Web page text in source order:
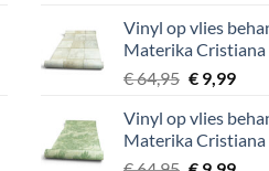
was:
€ 64,95.
is:
€
Vinyl op vlies
Materika Cristiana
€64,95
was:
€ 64,95.
€9,99
is:
€
Vinyl op vlies
Materika Cristiana